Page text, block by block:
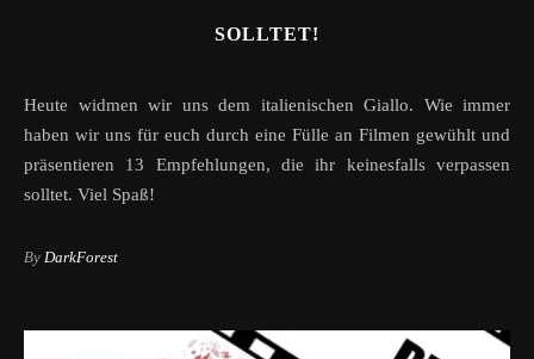
SOLLTET!
Heute widmen wir uns dem italienischen Giallo. Wie immer
haben wir uns für euch durch eine Fülle an Filmen gewühlt und
präsentieren 13 Empfehlungen, die ihr keinesfalls verpassen
solltet. Viel Spaß!
By DarkForest